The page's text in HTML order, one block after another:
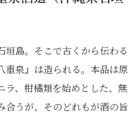
垣島。そこで古くから伝わる
重泉』は造られる。本品は原
ラ、柑橘類を始めとした、無
合うが、そのどれもが酒の旨